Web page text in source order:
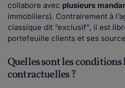
collabore avec plusieurs
immobiliers). Contrairement à
classique dit “exclusif”, il est
portefeuille clients et ses
Quelles sont les conditions
contractuelles ?